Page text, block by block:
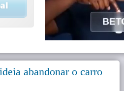
abandonar o carro